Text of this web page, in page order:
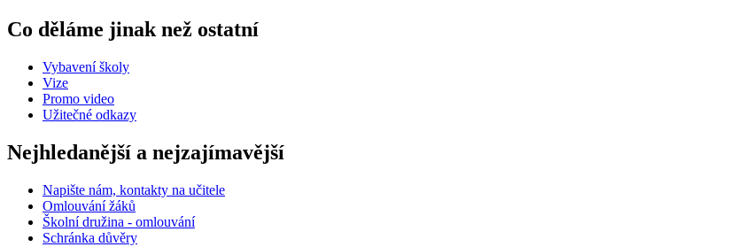
Co děláme jinak než ostatní
Vybavení školy
Vize
Promo video
Užitečné odkazy
Nejhledanější a nejzajímavější
Napište nám, kontakty na učitele
Omlouvání žáků
Školní družina - omlouvání
Schránka důvěry